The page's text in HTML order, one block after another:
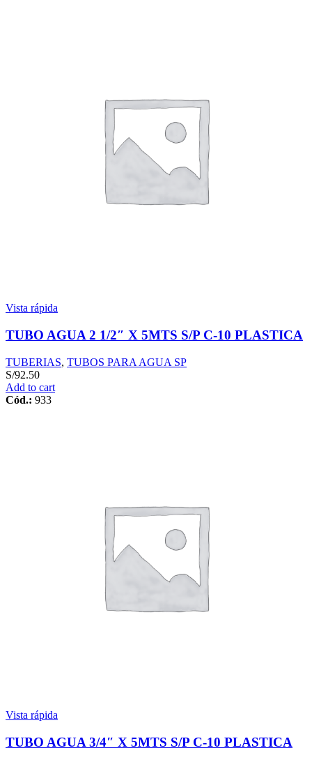
Vista rápida
TUBO AGUA 2 1/2″ X 5MTS S/P C-10 PLASTICA
TUBERIAS, TUBOS PARA AGUA SP
S/92.50
Add to cart
Cód.: 933
Vista rápida
TUBO AGUA 3/4″ X 5MTS S/P C-10 PLASTICA